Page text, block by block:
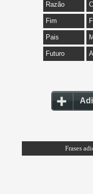
Razão
Fim
Pais
Futuro
Frases